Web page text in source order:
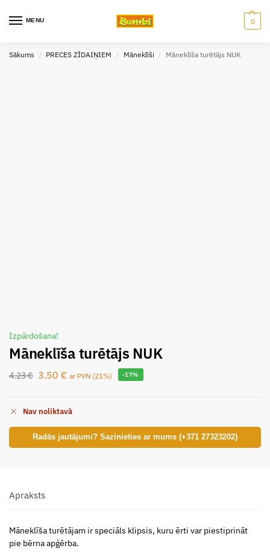
MENU 0
Sākums / PRECES ZĪDAIŅIEM / Māneklīši / Māneklīša turētājs NUK
Izpārdošana!
Māneklīša turētājs NUK
4.23€ 3.50 € ar PVN (21%) -17%
Nav noliktavā
Radās jautājumi? Sazinieties ar mums (+371 27323202)
Apraksts
Māneklīša turētājam ir speciāls klipsis, kuru ērti var piestiprināt
pie bērna apģērba.